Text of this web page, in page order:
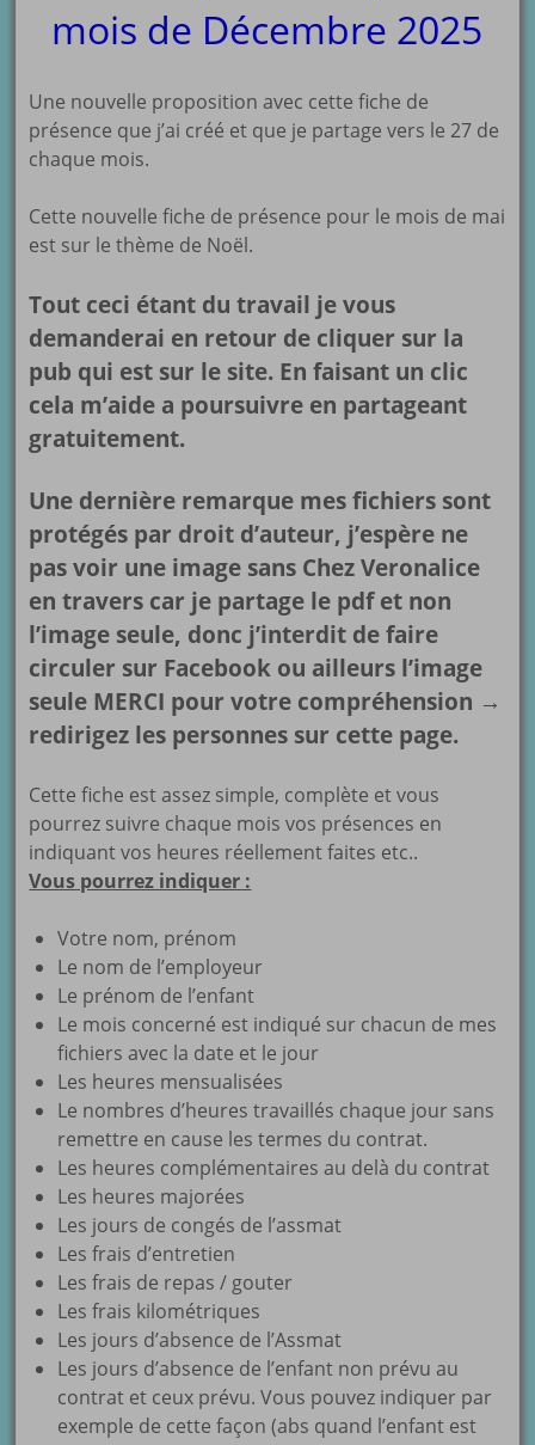
mois de Décembre 2025
Une nouvelle proposition avec cette fiche de
présence que j’ai créé et que je partage vers le 27 de
chaque mois.
Cette nouvelle fiche de présence pour le mois de mai
est sur le thème de Noël.
Tout ceci étant du travail je vous
demanderai en retour de cliquer sur la
pub qui est sur le site. En faisant un clic
cela m’aide a poursuivre en partageant
gratuitement.
Une dernière remarque mes fichiers sont
protégés par droit d’auteur, j’espère ne
pas voir une image sans Chez Veronalice
en travers car je partage le pdf et non
l’image seule, donc j’interdit de faire
circuler sur Facebook ou ailleurs l’image
seule MERCI pour votre compréhension →
redirigez les personnes sur cette page.
Cette fiche est assez simple, complète et vous
pourrez suivre chaque mois vos présences en
indiquant vos heures réellement faites etc..
Vous pourrez indiquer :
Votre nom, prénom
Le nom de l’employeur
Le prénom de l’enfant
Le mois concerné est indiqué sur chacun de mes
fichiers avec la date et le jour
Les heures mensualisées
Le nombres d’heures travaillés chaque jour sans
remettre en cause les termes du contrat.
Les heures complémentaires au delà du contrat
Les heures majorées
Les jours de congés de l’assmat
Les frais d’entretien
Les frais de repas / gouter
Les frais kilométriques
Les jours d’absence de l’Assmat
Les jours d’absence de l’enfant non prévu au
contrat et ceux prévu. Vous pouvez indiquer par
exemple de cette façon (abs quand l’enfant est